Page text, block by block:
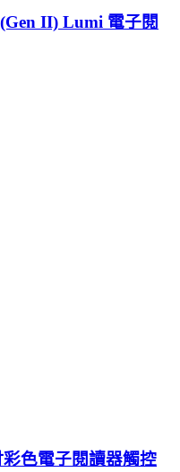
II) Lumi 電子閱
色電子閱讀器觸控